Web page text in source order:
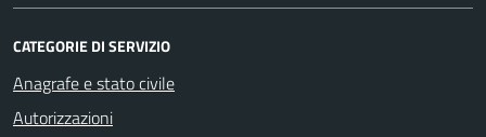
CATEGORIE DI SERVIZIO
Anagrafe e stato civile
Autorizzazioni